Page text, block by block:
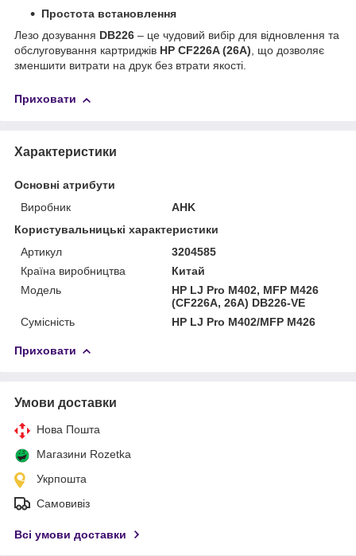
Простота встановлення
Лезо дозування DB226 – це чудовий вибір для відновлення та
обслуговування картриджів HP CF226A (26A), що дозволяє
зменшити витрати на друк без втрати якості.
Приховати
Характеристики
Основні атрибути
Виробник
AHK
Користувальницькі характеристики
Артикул
3204585
Країна виробництва
Китай
Мoдель
HP LJ Pro M402, MFP M426
(CF226A, 26A) DB226-VE
Сумісність
HP LJ Pro M402/MFP M426
Приховати
Умови доставки
Нова Пошта
Магазини Rozetka
Укрпошта
Самовивіз
Всі умови доставки